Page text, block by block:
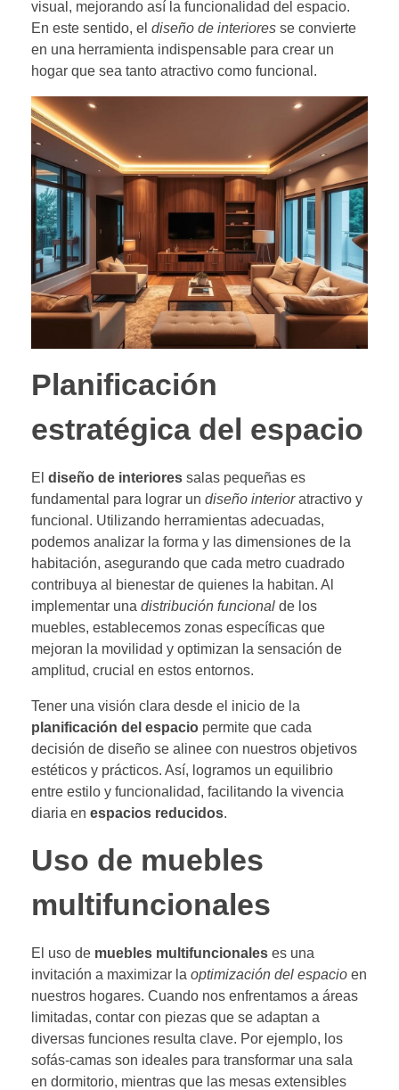
visual, mejorando así la funcionalidad del espacio.
En este sentido, el diseño de interiores se convierte
en una herramienta indispensable para crear un
hogar que sea tanto atractivo como funcional.
Planificación
estratégica del espacio
El diseño de interiores salas pequeñas es
fundamental para lograr un diseño interioratractivo y
funcional. Utilizando herramientas adecuadas,
podemos analizar la forma y las dimensiones de la
habitación, asegurando que cada metro cuadrado
contribuya al bienestar de quienes la habitan. Al
implementar una distribución funcional de los
muebles, establecemos zonas específicas que
mejoran la movilidad y optimizan la sensación de
amplitud, crucial en estos entornos.
Tener una visión clara desde el inicio de la
planificación del espacio permite que cada
decisión de diseño se alinee con nuestros objetivos
estéticos y prácticos. Así, logramos un equilibrio
entre estilo y funcionalidad, facilitando la vivencia
diaria en espacios reducidos.
Uso de muebles
multifuncionales
El uso de muebles multifuncionales es una
invitación a maximizar la optimización del espacio en
nuestros hogares. Cuando nos enfrentamos a áreas
limitadas, contar con piezas que se adaptan a
diversas funciones resulta clave. Por ejemplo, los
sofás-camas son ideales para transformar una sala
en dormitorio, mientras que las mesas extensibles